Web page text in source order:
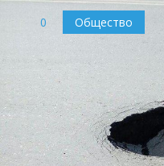
0 Общество